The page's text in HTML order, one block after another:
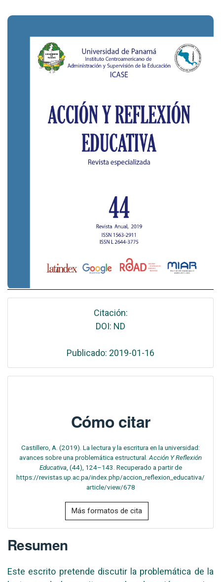
Imagen de portada
Citación:
DOI: ND
Publicado: 2019-01-16
Cómo citar
Castillero, A. (2019). La lectura y la escritura en la universidad:
avances sobre una problemática estructural.Acción Y Reflexión
Educativa, (44), 124–143. Recuperado a partir de
https://revistas.up.ac.pa/index.php/accion_reflexion_educativa/
article/view/678
Más formatos de cita
Resumen
Este escrito pretende discutir la problemática de la